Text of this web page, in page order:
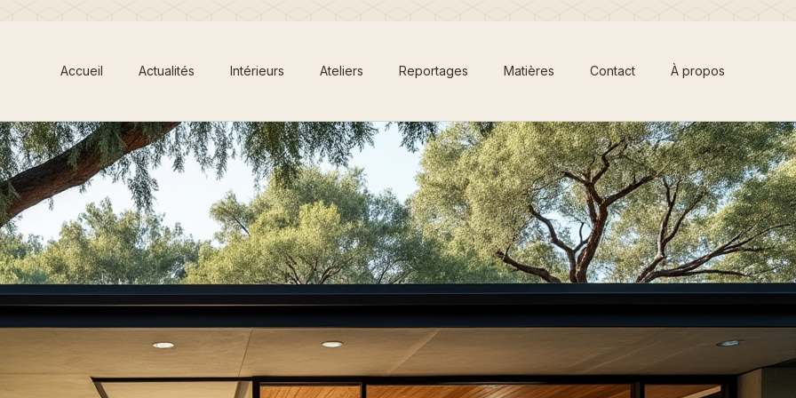
Accueil Actualités Intérieurs Ateliers Reportages Matières Contact À propos